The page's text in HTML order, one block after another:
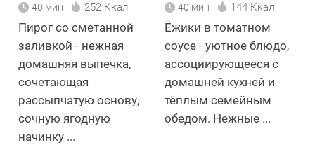
40 мин 252 Ккал
Пирог со сметанной
заливкой - нежная
домашняя выпечка,
сочетающая
рассыпчатую основу,
сочную ягодную
начинку ...
40 мин 144 Ккал
Ёжики в томатном
соусе - уютное блюдо,
ассоциирующееся с
домашней кухней и
тёплым семейным
обедом. Нежные ...